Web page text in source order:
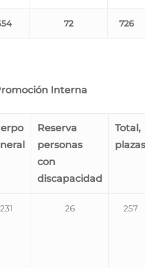
72 726
Interna
Reserva
personas
con
discapacidad
Total,
231 26 257